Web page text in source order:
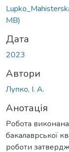
MB)
Дата
2023
Автори
Лупко, І. А.
Анотація
Робота
бакалаврської
роботи